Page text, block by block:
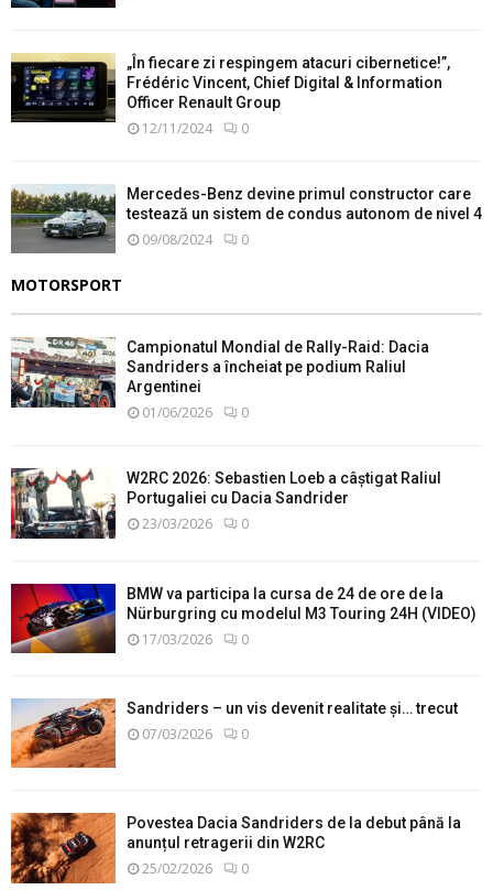
„În fiecare zi respingem atacuri cibernetice!”,
Frédéric Vincent, Chief Digital & Information
Officer Renault Group
12/11/2024 0
Mercedes-Benz devine primul constructor care
testează un sistem de condus autonom de nivel 4
09/08/2024 0
MOTORSPORT
Campionatul Mondial de Rally-Raid: Dacia
Sandriders a încheiat pe podium Raliul
Argentinei
01/06/2026 0
W2RC 2026: Sebastien Loeb a câștigat Raliul
Portugaliei cu Dacia Sandrider
23/03/2026 0
BMW va participa la cursa de 24 de ore de la
Nürburgring cu modelul M3 Touring 24H (VIDEO)
17/03/2026 0
Sandriders – un vis devenit realitate și… trecut
07/03/2026 0
Povestea Dacia Sandriders de la debut până la
anunțul retragerii din W2RC
25/02/2026 0